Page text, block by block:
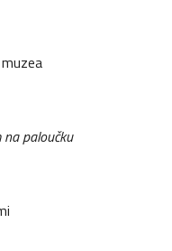
na paloučku